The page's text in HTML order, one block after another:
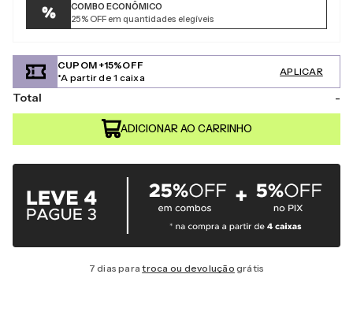
COMBO ECONÔMICO
25% OFF em quantidades elegíveis
CUPOM +15%OFF
*A partir de 1 caixa
APLICAR
Total -
7 dias paratroca ou devolução grátis